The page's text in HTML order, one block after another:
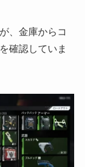
、金庫からコ
確認していま